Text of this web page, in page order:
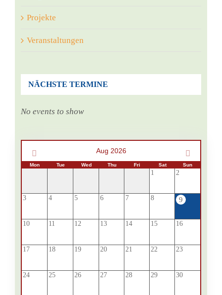
Projekte
Veranstaltungen
NÄCHSTE TERMINE
No events to show
Aug 2026
Mon Tue Wed Thu Fri Sat Sun
1 2
3 4 5 6 7 8 9
10 11 12 13 14 15 16
17 18 19 20 21 22 23
24 25 26 27 28 29 30